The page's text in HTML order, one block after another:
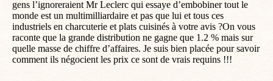
gens l’ignoreraient Mr Leclerc qui essaye d’embobiner tout le
monde est un multimilliardaire et pas que lui et tous ces
industriels en charcuterie et plats cuisinés à votre avis ?On vous
raconte que la grande distribution ne gagne que 1.2 % mais sur
quelle masse de chiffre d’affaires. Je suis bien placée pour savoir
comment ils négocient les prix ce sont de vrais requins !!!